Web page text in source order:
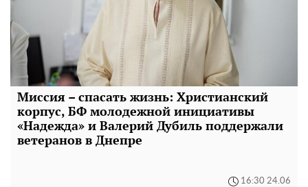
Миссия – спасать жизнь: Христианский
корпус, БФ молодежной инициативы
«Надежда» и Валерий Дубиль поддержали
ветеранов в Днепре
16:30 24.06